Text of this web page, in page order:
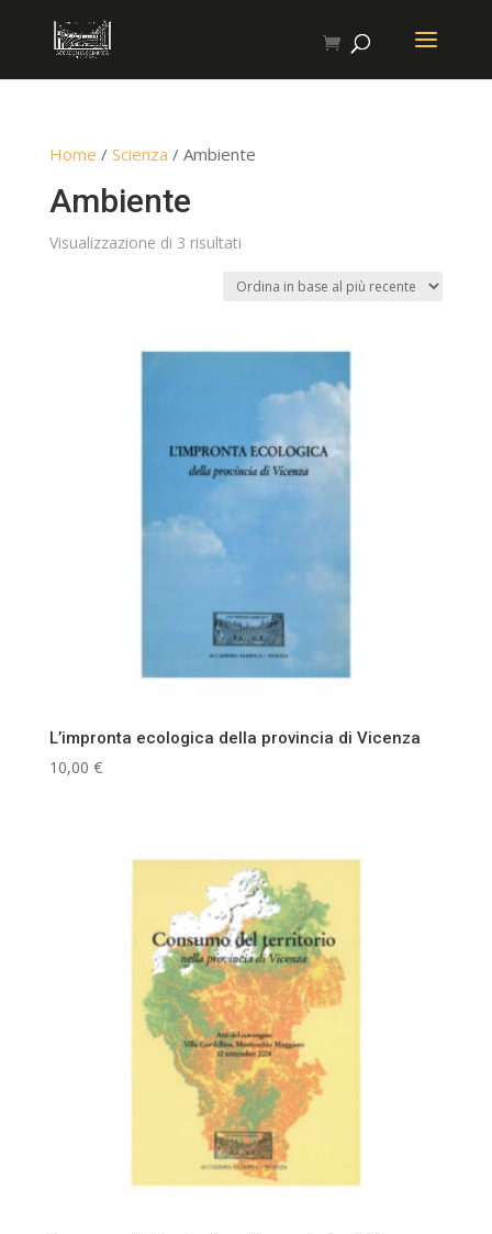
Home / Scienza / Ambiente
Ambiente
Visualizzazione di 3 risultatiOrdina
base
più
L’impronta ecologica della provincia di Vicenza
10,00 €